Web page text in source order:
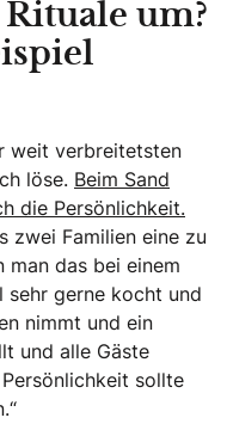
um?
weit verbreitetsten
löse. Beim Sand
die Persönlichkeit.
zwei Familien eine zu
man das bei einem
sehr gerne kocht und
nimmt und ein
und alle Gäste
sollte